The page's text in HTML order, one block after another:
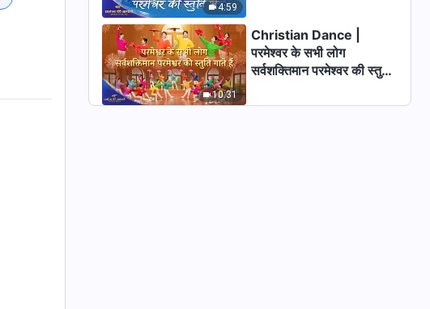
4:59
10:31
Christian Dance |
परमेश्वर के सभी लोग
सर्वशक्तिमान परमेश्वर की स्तुति
आवाजें